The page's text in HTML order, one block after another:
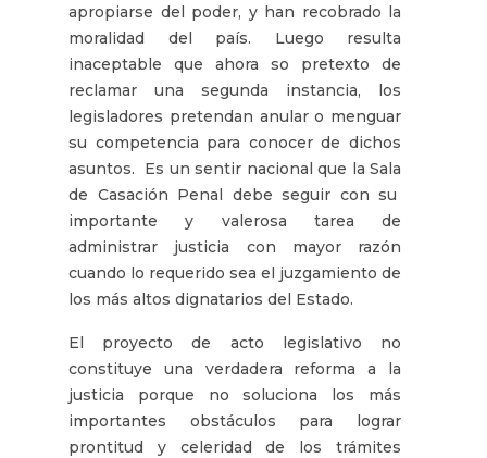
apropiarse del poder, y han recobrado la
moralidad del país. Luego resulta
inaceptable que ahora so pretexto de
reclamar una segunda instancia, los
legisladores pretendan anular o menguar
su competencia para conocer de dichos
asuntos. Es un sentir nacional que la Sala
de Casación Penal debe seguir con su
importante y valerosa tarea de
administrar justicia con mayor razón
cuando lo requerido sea el juzgamiento de
los más altos dignatarios del Estado.
El proyecto de acto legislativo no
constituye una verdadera reforma a la
justicia porque no soluciona los más
importantes obstáculos para lograr
prontitud y celeridad de los trámites